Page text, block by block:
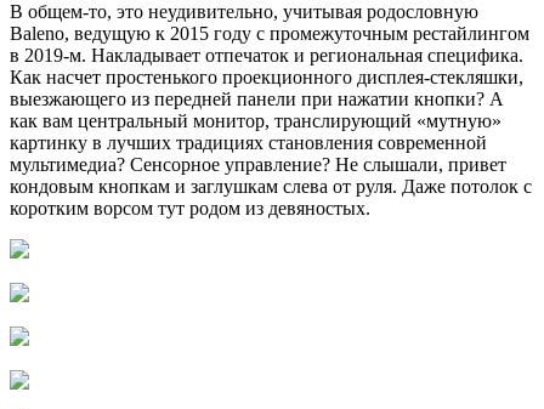
В общем-то, это неудивительно, учитывая родословную
Baleno, ведущую к 2015 году с промежуточным рестайлингом
в 2019-м. Накладывает отпечаток и региональная специфика.
Как насчет простенького проекционного дисплея-стекляшки,
выезжающего из передней панели при нажатии кнопки? А
как вам центральный монитор, транслирующий «мутную»
картинку в лучших традициях становления современной
мультимедиа? Сенсорное управление? Не слышали, привет
кондовым кнопкам и заглушкам слева от руля. Даже потолок с
коротким ворсом тут родом из девяностых.